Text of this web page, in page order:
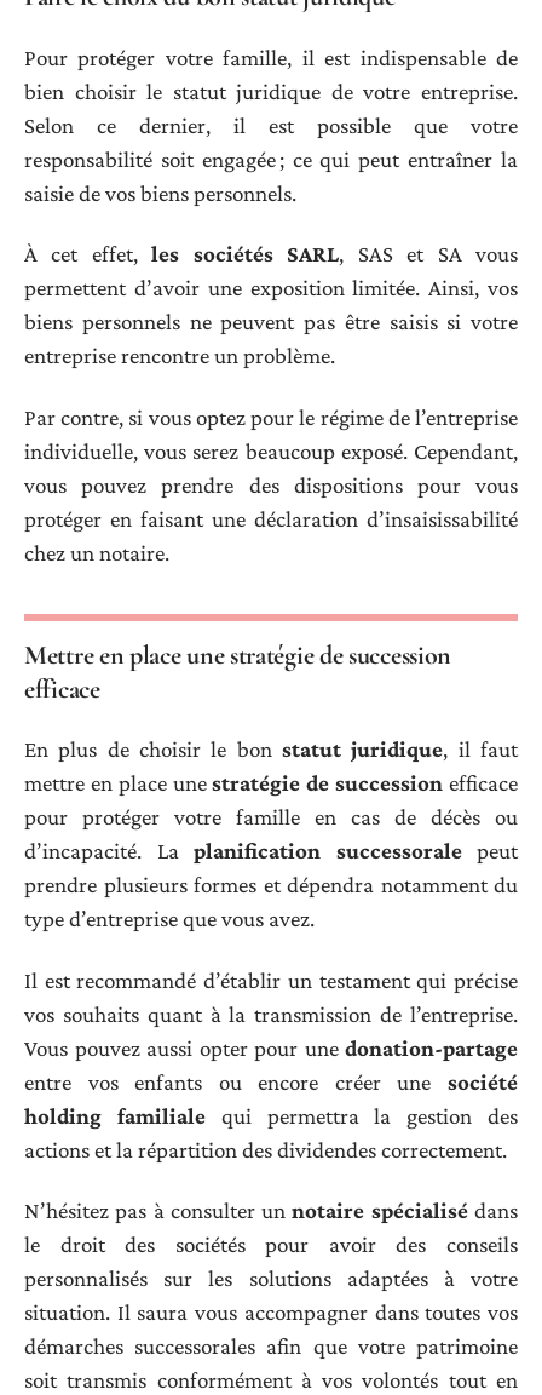
Pour protéger votre famille, il est indispensable de
bien choisir le statut juridique de votre entreprise.
Selon ce dernier, il est possible que votre
responsabilité soit engagée ; ce qui peut entraîner la
saisie de vos biens personnels.
À cet effet,les sociétés SARL, SAS et SA vous
permettent d’avoir une exposition limitée. Ainsi, vos
biens personnels ne peuvent pas être saisis si votre
entreprise rencontre un problème.
Par contre, si vous optez pour le régime de l’entreprise
individuelle, vous serez beaucoup exposé. Cependant,
vous pouvez prendre des dispositions pour vous
protéger en faisant une déclaration d’insaisissabilité
chez un notaire.
Mettre en place une stratégie de succession
efficace
En plus de choisir le bon statut juridique, il faut
mettre en place unestratégie de succession efficace
pour protéger votre famille en cas de décès ou
d’incapacité. La planification successoralepeut
prendre plusieurs formes et dépendra notamment du
type d’entreprise que vous avez.
Il est recommandé d’établir un testament qui précise
vos souhaits quant à la transmission de l’entreprise.
Vous pouvez aussi opter pour une donation-partage
entre vos enfants ou encore créer une société
holding familialequi permettra la gestion des
actions et la répartition des dividendes correctement.
N’hésitez pas à consulter unnotaire spécialisédans
le droit des sociétés pour avoir des conseils
personnalisés sur les solutions adaptées à votre
situation. Il saura vous accompagner dans toutes vos
démarches successorales afin que votre patrimoine
soit transmis conformément à vos volontés tout en